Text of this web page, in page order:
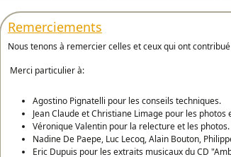
Remerciements
Nous tenons à remercier celles et ceux qui ont
Merci particulier à:
Agostino Pignatelli pour les conseils techniques.
Jean Claude et Christiane Limage pour les
Véronique Valentin pour la relecture et les photos.
Nadine De Paepe, Luc Lecoq, Alain Bouton,
Eric Dupuis pour les extraits musicaux du CD